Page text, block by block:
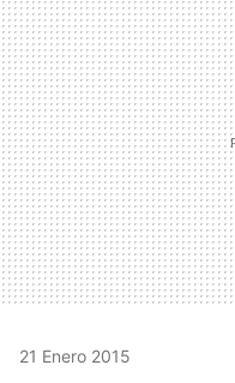
21 Enero 2015